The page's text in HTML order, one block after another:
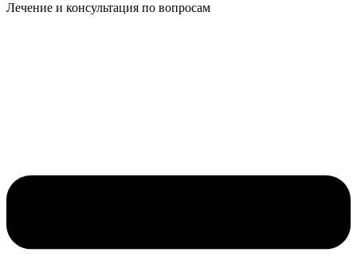
Лечение и консультация по вопросам